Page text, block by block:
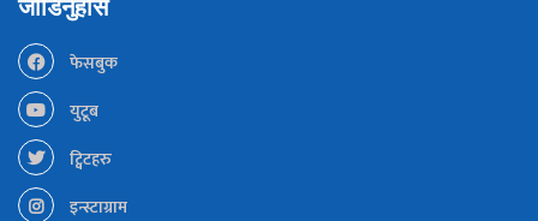
जोडिनुहोस
फेसबुक
युटूब
ट्विटहरु
इन्स्टाग्राम